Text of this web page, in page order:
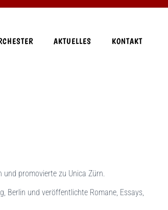
AKTUELLES KONTAKT
und promovierte zu Unica Zürn.
Berlin und veröffentlichte Romane, Essays,